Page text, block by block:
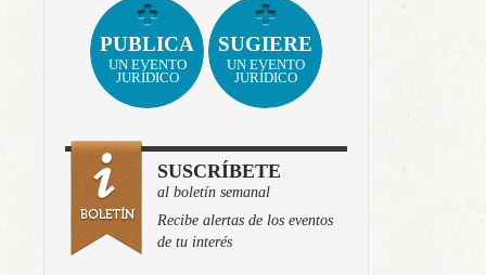
PUBLICA
UN EVENTO
JURÍDICO
SUGIERE
UN EVENTO
JURÍDICO
SUSCRÍBETE
al boletín semanal
Recibe alertas de los eventos
de tu interés